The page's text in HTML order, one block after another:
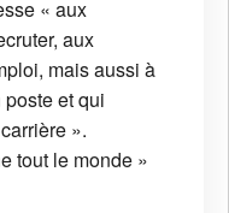
« aux
aux
mais aussi à
et qui
».
tout le monde »